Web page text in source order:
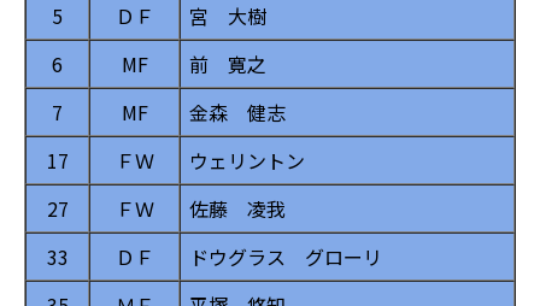
5
ＤＦ
宮 大樹
6
MF
前 寛之
7
MF
金森 健志
17
ＦＷ
ウェリントン
27
ＦＷ
佐藤 凌我
33
ＤＦ
ドウグラス グローリ